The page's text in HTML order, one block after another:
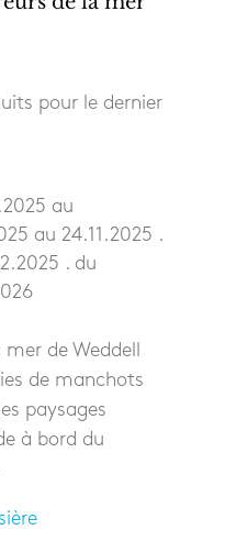
pour le dernier
au
au 24.11.2025 .
. du
de Weddell
de manchots
paysages
à bord du